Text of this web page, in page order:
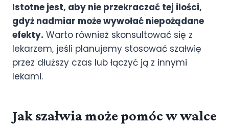
Istotne jest, aby nie przekraczać tej ilości,
gdyż nadmiar może wywołać niepożądane
efekty. Warto również skonsultować się z
lekarzem, jeśli planujemy stosować szałwię
przez dłuższy czas lub łączyć ją z innymi
lekami.
Jak szałwia może pomóc w walce